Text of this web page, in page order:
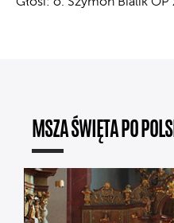
MSZA ŚWIĘTA PO